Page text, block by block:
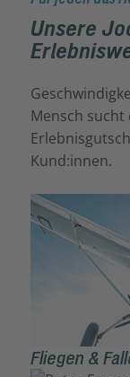
Unsere
Mensch sucht
Kund:innen.
Fliegen &